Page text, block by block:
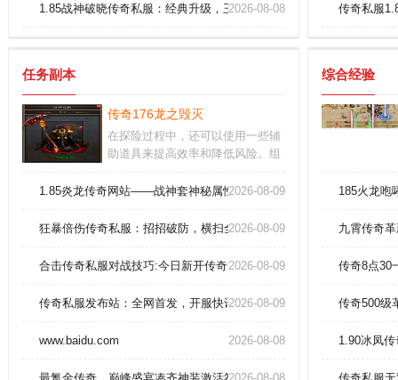
1.85战神破晓传奇私服：经典升级，王者归来，等你征服！
2026-08-08 传奇私服
任务副本
传奇176龙之毁灭
在探险过程中，还可以使用一些辅
助道具来提高效率和降低风险。组
度，还能遇到更多志同道合的人。
屠城，历经重重困难，再创霸业。
1.85炎龙传奇网站——战神套神秘属性图鉴2026-08-09
狂暴倍伤传奇私服：招招破防，横扫全图，嗨到爆炸！
2026-08-09
合击传奇私服对战技巧:今日新开传奇简单解析战士英雄抗拒火环？
2026-08-09
传奇私服发布站：全网首发，开服快讯，独家爆料尽在掌握！
2026-08-09
www.baidu.com 2026-08-08
综合经验
185火龙咆
九霄传奇
传奇8点30
传奇500级
1.90冰凤